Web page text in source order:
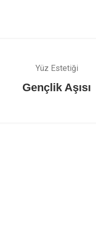
Yüz Estetiği
Gençlik Aşısı